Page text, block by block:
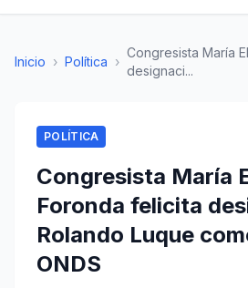
Inicio › Política ›
Congresista María
designaci...
POLÍTICA
Congresista María
Foronda felicita
Rolando Luque
ONDS